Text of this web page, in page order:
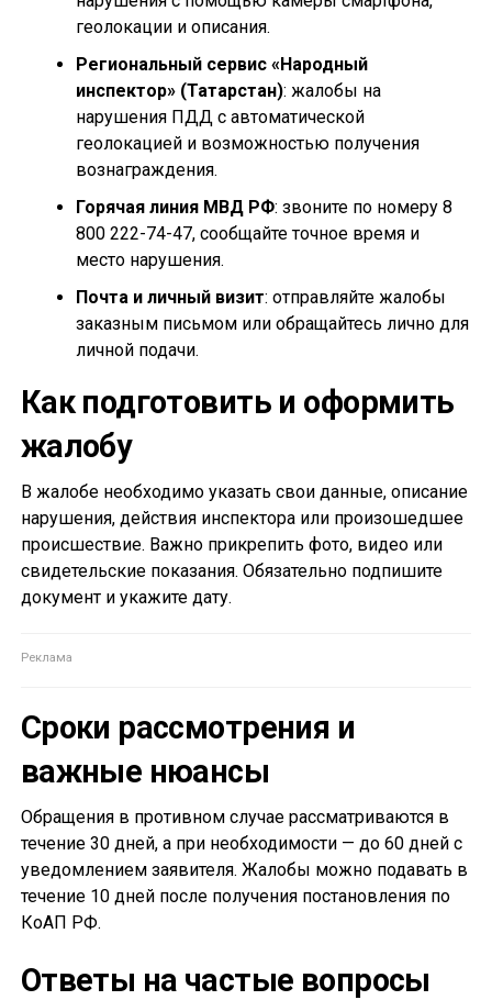
геолокации и описания.
Региональный сервис «Народный
инспектор» (Татарстан): жалобы на
нарушения ПДД с автоматической
геолокацией и возможностью получения
вознаграждения.
Горячая линия МВД РФ: звоните по номеру 8
800 222-74-47, сообщайте точное время и
место нарушения.
Почта и личный визит: отправляйте жалобы
заказным письмом или обращайтесь лично для
личной подачи.
Как подготовить и оформить
жалобу
В жалобе необходимо указать свои данные, описание
нарушения, действия инспектора или произошедшее
происшествие. Важно прикрепить фото, видео или
свидетельские показания. Обязательно подпишите
документ и укажите дату.
Сроки рассмотрения и
важные нюансы
Обращения в противном случае рассматриваются в
течение 30 дней, а при необходимости — до 60 дней с
уведомлением заявителя. Жалобы можно подавать в
течение 10 дней после получения постановления по
КоАП РФ.
Ответы на частые вопросы